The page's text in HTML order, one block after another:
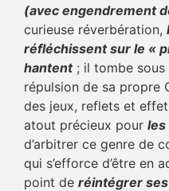
(avec engendrement
curieuse réverbération,
réfléchissent sur le «
hantent; il tombe sous
répulsion de sa propre
des jeux, reflets et
atout précieux pour les
d’arbitrer ce genre de
qui s’efforce d’être en
point de réintégrer